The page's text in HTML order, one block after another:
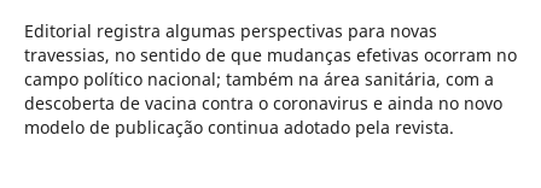
Editorial registra algumas perspectivas para novas
travessias, no sentido de que mudanças efetivas ocorram no
campo político nacional; também na área sanitária, com a
descoberta de vacina contra o coronavirus e ainda no novo
modelo de publicação continua adotado pela revista.